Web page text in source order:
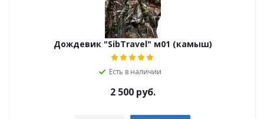
Дождевик "SibTravel" м01 (камыш)
Есть в наличии
2 500руб.